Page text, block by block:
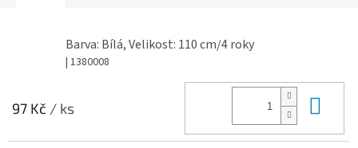
Barva: Bílá, Velikost: 110 cm/4 roky
| 1380008
97 Kč / ks